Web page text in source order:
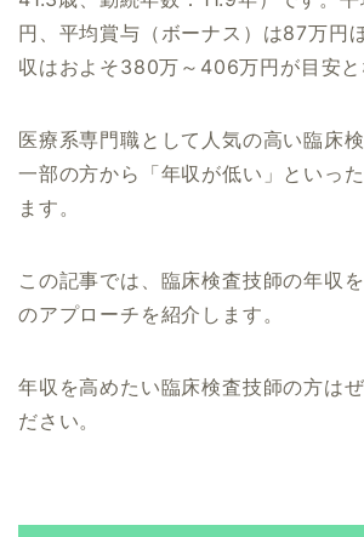
円、平均賞与（ボーナス）は87万円
収はおよそ380万～406万円が目安と
医療系専門職として人気の高い臨床検
一部の方から「年収が低い」といっ
ます。
この記事では、臨床検査技師の年収
のアプローチを紹介します。
年収を高めたい臨床検査技師の方は
ださい。